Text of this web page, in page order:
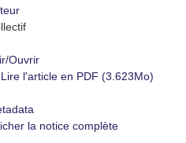
Ouvrir
Lire l'article en PDF (3.623Mo)
la notice complète